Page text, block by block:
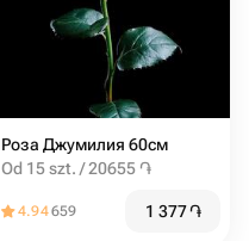
Роза Джумилия 60см
Od 15 szt. / 20655 ֏
4.94659 1 377֏